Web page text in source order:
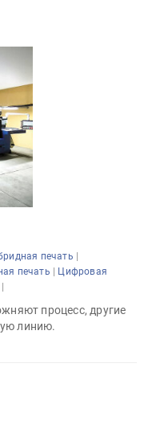
печать |
печать | Цифровая
|
процесс, другие
линию.